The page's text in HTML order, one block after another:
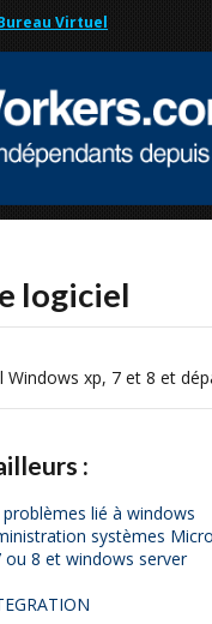
Virtuel
logiciel
Windows xp, 7 et 8 et
:
lié à windows
systèmes
ou 8 et windows server